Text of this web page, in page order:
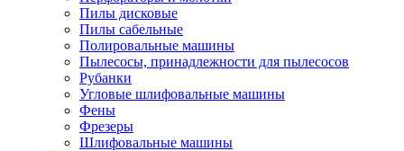
Пилы дисковые
Пилы сабельные
Полировальные машины
Пылесосы, принадлежности для пылесосов
Рубанки
Угловые шлифовальные машины
Фены
Фрезеры
Шлифовальные машины